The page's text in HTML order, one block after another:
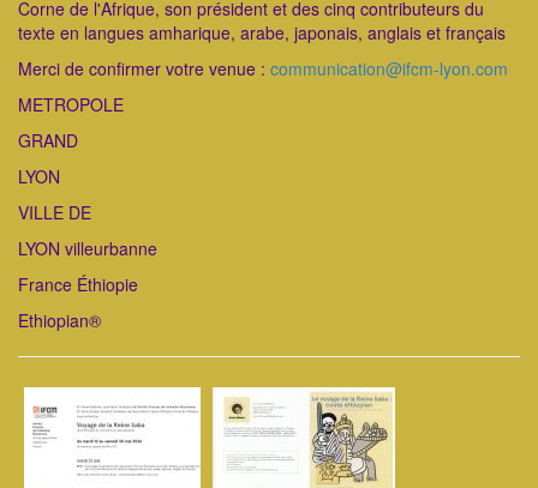
Corne de l'Afrique, son président et des cinq contributeurs du
texte en langues amharique, arabe, japonais, anglais et français
Merci de confirmer votre venue : communication@ifcm-lyon.com
METROPOLE
GRAND
LYON
VILLE DE
LYON villeurbanne
France Éthiopie
Ethiopian®